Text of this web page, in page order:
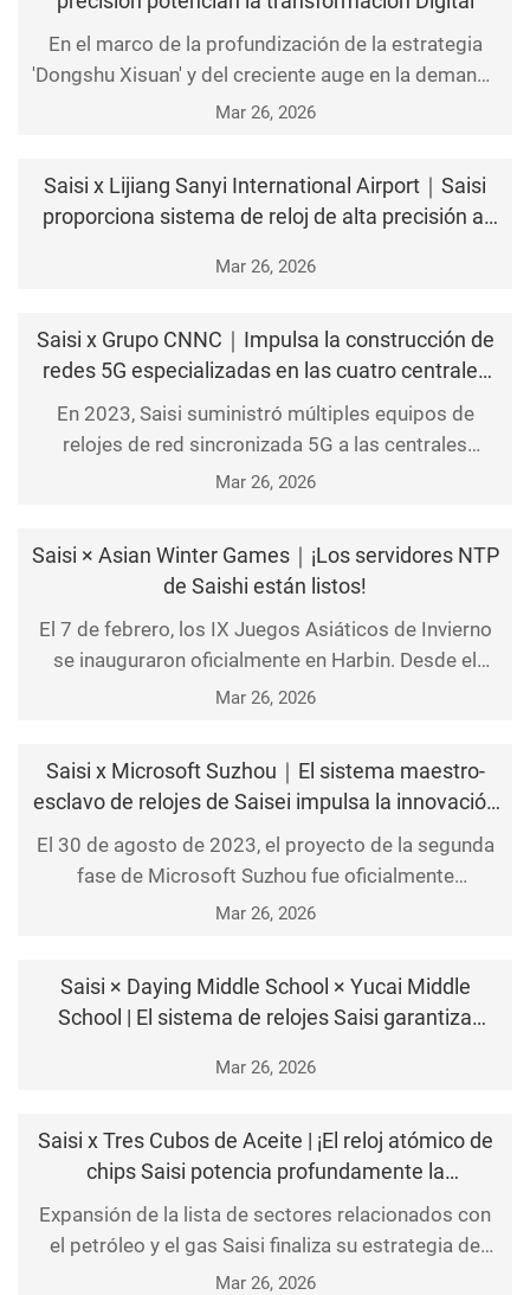
En el marco de la profundización de la estrategia
'Dongshu Xisuan' y del creciente auge en la demanda
de potencia computacional para la inteligencia
Mar 26, 2026
Saisi x Lijiang Sanyi International Airport｜Saisi
proporciona sistema de reloj de alta precisión al
Mar 26, 2026
Saisi x Grupo CNNC｜Impulsa la construcción de
redes 5G especializadas en las cuatro centrales
nucleares del Grupo CNNC, Saisi asiste en la
transformación digital inteligente de la energía
En 2023, Saisi suministró múltiples equipos de
relojes de red sincronizada 5G a las centrales
nucleares de Fuqing, Changjiang, Qinshan y Tianwan,
redes prod
Mar 26, 2026
Saisi × Asian Winter Games｜¡Los servidores NTP
de Saishi están listos!
El 7 de febrero, los IX Juegos Asiáticos de Invierno
se inauguraron oficialmente en Harbin. Desde el
centro de comando hasta los puestos de servicio en
servidor
Mar 26, 2026
Saisi x Microsoft Suzhou｜El sistema maestro-
esclavo de relojes de Saisei impulsa la innovación
y la investigación en inteligencia artificial de
Microsoft Suzhou
El 30 de agosto de 2023, el proyecto de la segunda
fase de Microsoft Suzhou fue oficialmente
completado y entregado. El sistema maestro-
señales horar
Mar 26, 2026
Saisi × Daying Middle School × Yucai Middle
School | El sistema de relojes Saisi garantiza
Colegio Daying y el Coleg
Mar 26, 2026
Saisi x Tres Cubos de Aceite | ¡El reloj atómico de
chips Saisi potencia profundamente la
exploración en aguas profundas de CNPC,
acelerando el desbloqueo de yacimientos de
petróleo y gas de cientos de millones de
Expansión de la lista de sectores relacionados con
el petróleo y el gas Saisi finaliza su estrategia de
expansión en el sector de los tres grandes grupos
Mar 26, 2026